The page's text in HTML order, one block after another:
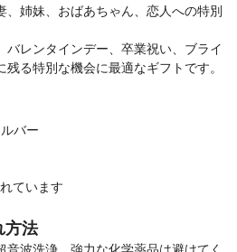
、姉妹、おばあちゃん、恋人への特別
バレンタインデー、卒業祝い、ブライ
る特別な機会に最適なギフトです。
バー
ています
方法